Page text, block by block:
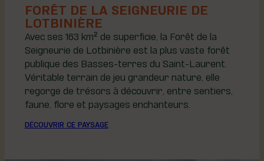
FORÊT DE LA SEIGNEURIE DE
LOTBINIÈRE
Avec ses 163 km² de superficie, la Forêt de la
Seigneurie de Lotbinière est la plus vaste forêt
publique des Basses-terres du Saint-Laurent.
Véritable terrain de jeu grandeur nature, elle
regorge de trésors à découvrir, entre sentiers,
faune, flore et paysages enchanteurs.
DÉCOUVRIR CE PAYSAGE